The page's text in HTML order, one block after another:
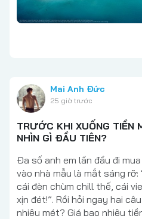
Mai Anh Đức
25 giờ trước
TRƯỚC KHI XUỐNG TIỀN
NHÌN GÌ ĐẦU TIÊN?
Đa số anh em lần đầu đi
vào nhà mẫu là mắt sáng rỡ:
cái đèn chùm chill thế, cái
xịn đét!”. Rồi hỏi ngay hai
nhiêu mét? Giá bao nhiêu